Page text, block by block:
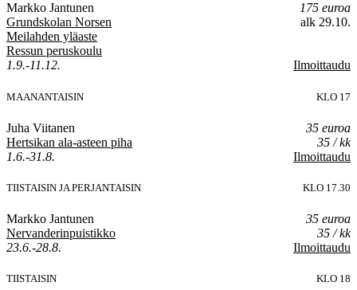
Markko Jantunen
175 euroa
Grundskolan Norsen
alk 29.10.
Meilahden yläaste
Ressun peruskoulu
1.9.-11.12.
Ilmoittaudu
MAANANTAISIN KLO 17
Juha Viitanen
35 euroa
Hertsikan ala-asteen piha
35 / kk
1.6.-31.8.
Ilmoittaudu
TIISTAISIN JA PERJANTAISIN KLO 17.30
Markko Jantunen
35 euroa
Nervanderinpuistikko
35 / kk
23.6.-28.8.
Ilmoittaudu
TIISTAISIN KLO 18